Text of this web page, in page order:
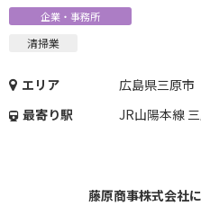
企業・事務所
清掃業
エリア
広島県三原市
最寄り駅
JR山陽本線
藤原商事株式会社